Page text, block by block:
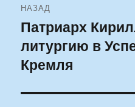
по
записям
НАЗАД
Предыдущая
запись:
Патриарх
литургию в
Кремля